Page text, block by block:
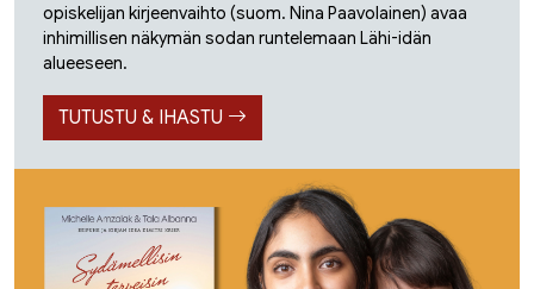
opiskelijan kirjeenvaihto (suom. Nina Paavolainen) avaa
inhimillisen näkymän sodan runtelemaan Lähi-idän
alueeseen.
TUTUSTU & IHASTU